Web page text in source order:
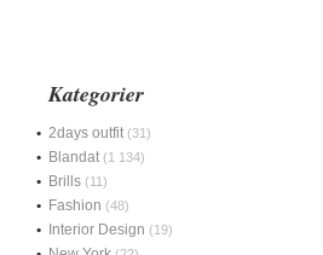
Kategorier
2days outfit (31)
Blandat (1 134)
Brills (11)
Fashion (48)
Interior Design (19)